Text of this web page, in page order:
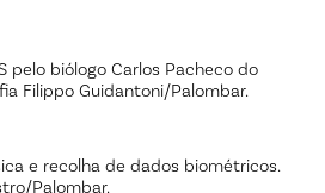
pelo biólogo Carlos Pacheco do
Filippo Guidantoni/Palombar.
e recolha de dados biométricos.
Palombar.